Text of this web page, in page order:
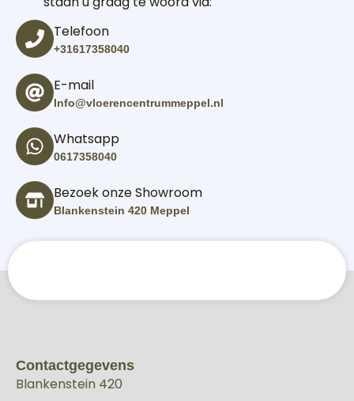
Telefoon
+31617358040
E-mail
Info@vloerencentrummeppel.nl
Whatsapp
0617358040
Bezoek onze Showroom
Blankenstein 420 Meppel
Contactgegevens
Blankenstein 420